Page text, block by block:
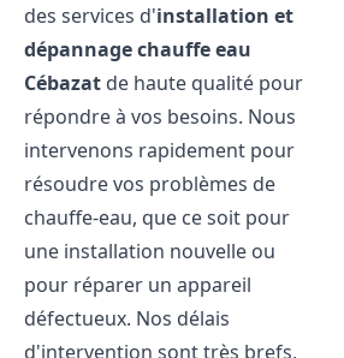
des services d'installation et
dépannage chauffe eau
Cébazat de haute qualité pour
répondre à vos besoins. Nous
intervenons rapidement pour
résoudre vos problèmes de
chauffe-eau, que ce soit pour
une installation nouvelle ou
pour réparer un appareil
défectueux. Nos délais
d'intervention sont très brefs,